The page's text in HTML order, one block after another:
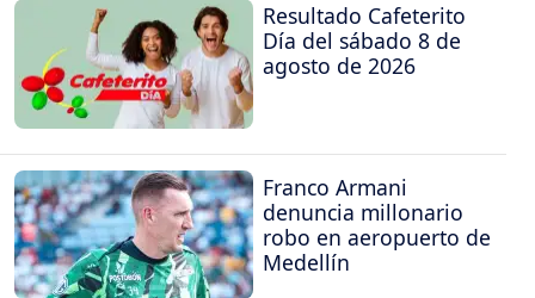
Resultado Cafeterito
Día del sábado 8 de
agosto de 2026
Franco Armani
denuncia millonario
robo en aeropuerto de
Medellín